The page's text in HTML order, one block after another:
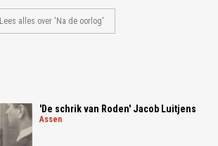
Lees alles over 'Na de oorlog'
'De schrik van Roden' Jacob Luitjens
assen